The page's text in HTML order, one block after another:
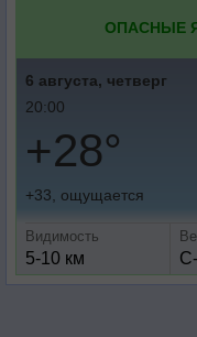
ОПАСНЫЕ
6 августа, четверг
20:00
+28°
+33, ощущается
Видимость
5-10 км